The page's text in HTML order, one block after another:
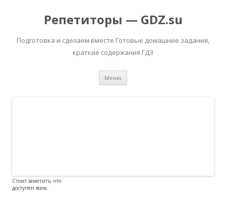
Репетиторы — GDZ.su
Подготовка и сделаем вместе Готовые домашние задания,
краткие содержания ГДЗ
Меню
Стоит заметить что
доступен всем.